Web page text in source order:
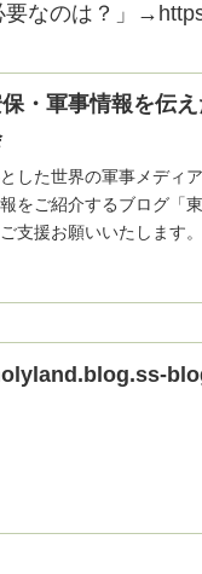
要なのは？」
・軍事情報を伝
した世界の軍事メディ
をご紹介するブログ「
支援お願いいたします。